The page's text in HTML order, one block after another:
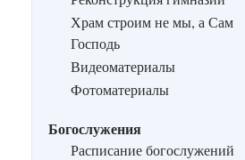
Храм строим не мы, а Сам
Господь
Видеоматериалы
Фотоматериалы
Богослужения
Расписание богослужений